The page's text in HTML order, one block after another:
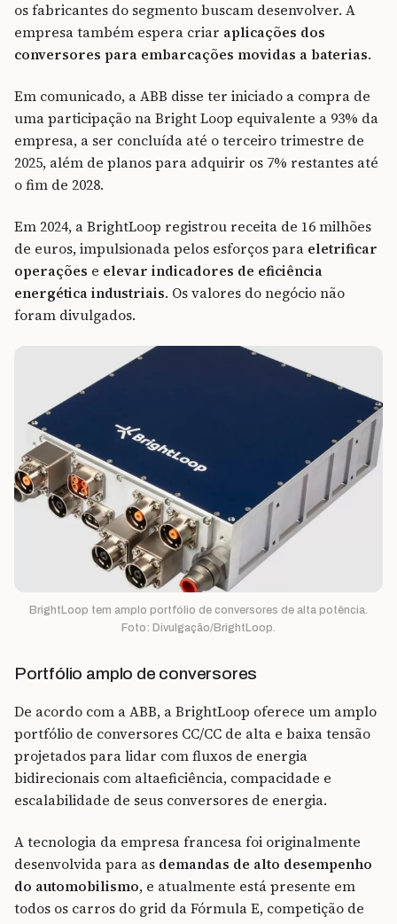
os fabricantes do segmento buscam desenvolver. A
empresa também espera criar aplicações dos
conversores para embarcações movidas a baterias.
Em comunicado, a ABB disse ter iniciado a compra de
uma participação na Bright Loop equivalente a 93% da
empresa, a ser concluída até o terceiro trimestre de
2025, além de planos para adquirir os 7% restantes até
o fim de 2028.
Em 2024, a BrightLoop registrou receita de 16 milhões
de euros, impulsionada pelos esforços para eletrificar
operações e elevar indicadores de eficiência
energética industriais. Os valores do negócio não
foram divulgados.
BrightLoop tem amplo portfólio de conversores de alta potência.
Foto: Divulgação/BrightLoop.
Portfólio amplo de conversores
De acordo com a ABB, a BrightLoop oferece um amplo
portfólio de conversores CC/CC de alta e baixa tensão
projetados para lidar com fluxos de energia
bidirecionais com altaeficiência, compacidade e
escalabilidade de seus conversores de energia.
A tecnologia da empresa francesa foi originalmente
desenvolvida para as demandas de alto desempenho
do automobilismo, e atualmente está presente em
todos os carros do grid da Fórmula E, competição de